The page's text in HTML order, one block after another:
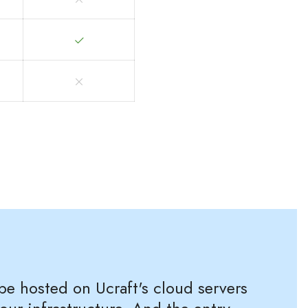
hosted on Ucraft's cloud servers